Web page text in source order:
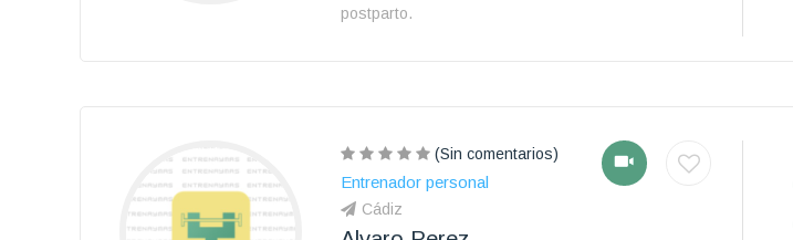
postparto.
(Sin comentarios)
Entrenador personal
Cádiz